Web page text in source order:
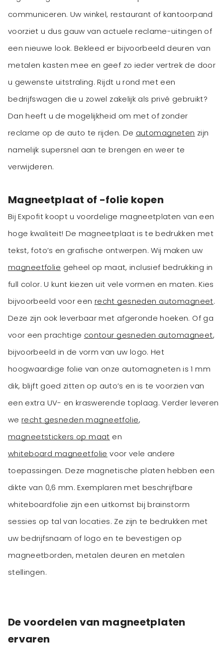
communiceren. Uw winkel, restaurant of kantoorpand
voorziet u dus gauw van actuele reclame-uitingen of
een nieuwe look. Bekleed er bijvoorbeeld deuren van
metalen kasten mee en geef zo ieder vertrek de door
u gewenste uitstraling. Rijdt u rond met een
bedrijfswagen die u zowel zakelijk als privé gebruikt?
Dan heeft u de mogelijkheid om met of zonder
reclame op de auto te rijden. De automagneten zijn
namelijk supersnel aan te brengen en weer te
verwijderen.
Magneetplaat of -folie kopen
Bij Expofit koopt u voordelige magneetplaten van een
hoge kwaliteit! De magneetplaat is te bedrukken met
tekst, foto’s en grafische ontwerpen. Wij maken uw
magneetfolie geheel op maat, inclusief bedrukking in
full color. U kunt kiezen uit vele vormen en maten. Kies
bijvoorbeeld voor een recht gesneden automagneet.
Deze zijn ook leverbaar met afgeronde hoeken. Of ga
voor een prachtige contour gesneden automagneet,
bijvoorbeeld in de vorm van uw logo. Het
hoogwaardige folie van onze automagneten is 1 mm
dik, blijft goed zitten op auto’s en is te voorzien van
een extra UV- en kraswerende toplaag. Verder leveren
werecht gesneden magneetfolie,
magneetstickers op maat en
whiteboard magneetfolie voor vele andere
toepassingen. Deze magnetische platen hebben een
dikte van 0,6 mm. Exemplaren met beschrijfbare
whiteboardfolie zijn een uitkomst bij brainstorm
sessies op tal van locaties. Ze zijn te bedrukken met
uw bedrijfsnaam of logo en te bevestigen op
magneetborden, metalen deuren en metalen
stellingen.
De voordelen van magneetplaten
ervaren